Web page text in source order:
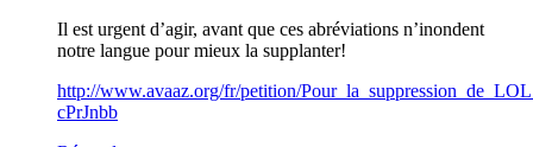
Il est urgent d’agir, avant que ces abréviations n’inondent
notre langue pour mieux la supplanter!
http://www.avaaz.org/fr/petition/
cPrJnbb